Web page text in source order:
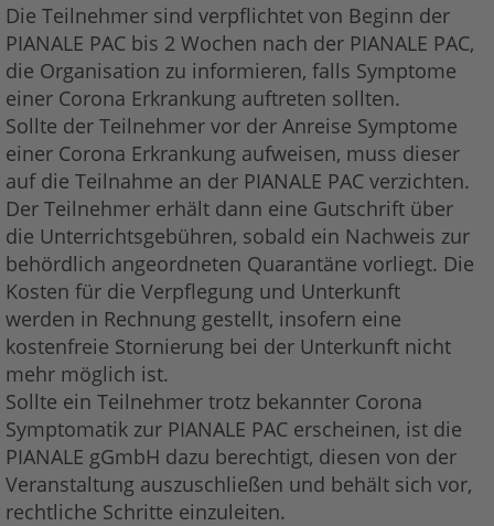
Die Teilnehmer sind verpflichtet von Beginn der
PIANALE PAC bis 2 Wochen nach der PIANALE PAC,
die Organisation zu informieren, falls Symptome
einer Corona Erkrankung auftreten sollten.
Sollte der Teilnehmer vor der Anreise Symptome
einer Corona Erkrankung aufweisen, muss dieser
auf die Teilnahme an der PIANALE PAC verzichten.
Der Teilnehmer erhält dann eine Gutschrift über
die Unterrichtsgebühren, sobald ein Nachweis zur
behördlich angeordneten Quarantäne vorliegt. Die
Kosten für die Verpflegung und Unterkunft
werden in Rechnung gestellt, insofern eine
kostenfreie Stornierung bei der Unterkunft nicht
mehr möglich ist.
Sollte ein Teilnehmer trotz bekannter Corona
Symptomatik zur PIANALE PAC erscheinen, ist die
PIANALE gGmbH dazu berechtigt, diesen von der
Veranstaltung auszuschließen und behält sich vor,
rechtliche Schritte einzuleiten.